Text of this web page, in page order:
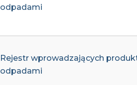
odpadami
Rejestr wprowadzających
odpadami